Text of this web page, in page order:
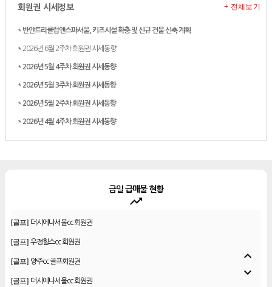
회원권 시세정보
* 반얀트리클럽앤스파서울, 키즈시설 확충 및 신규 건물 신축 계획
* 2026년 6월 2주차 회원권 시세동향
* 2026년 5월 4주차 회원권 시세동향
* 2026년 5월 3주차 회원권 시세동향
* 2026년 5월 2주차 회원권 시세동향
* 2026년 4월 4주차 회원권 시세동향
+ 전체보기
금일 급매물 현황
trending_up
[골프] 우정힐스cc 회원권
[골프] 양주cc 골프회원권
[골프] 더시에나서울cc 회원권
[골프] 레이크우드cc 프리빌리지
expand_less
expand_more